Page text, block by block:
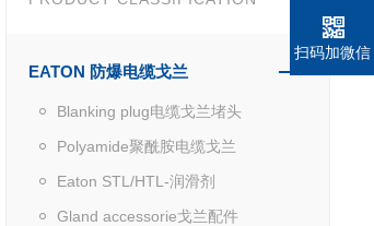
EATON 防爆电缆戈兰
Blanking plug电缆戈兰堵头
Polyamide聚酰胺电缆戈兰
Eaton STL/HTL-润滑剂
Gland accessorie戈兰配件
扫码加微信